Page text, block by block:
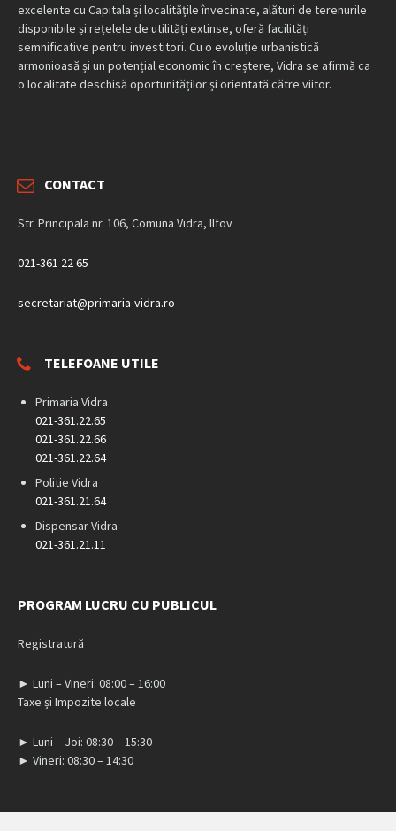
excelente cu Capitala și localitățile învecinate, alături de terenurile
disponibile și rețelele de utilități extinse, oferă facilități
semnificative pentru investitori. Cu o evoluție urbanistică
armonioasă și un potențial economic în creștere, Vidra se afirmă ca
o localitate deschisă oportunităților și orientată către viitor.
CONTACT
Str. Principala nr. 106, Comuna Vidra, Ilfov
021-361 22 65
secretariat@primaria-vidra.ro
TELEFOANE UTILE
Primaria Vidra
021-361.22.65
021-361.22.66
021-361.22.64
Politie Vidra
021-361.21.64
Dispensar Vidra
021-361.21.11
PROGRAM LUCRU CU PUBLICUL
Registratură
► Luni – Vineri: 08:00 – 16:00
Taxe și Impozite locale
► Luni – Joi: 08:30 – 15:30
► Vineri: 08:30 – 14:30